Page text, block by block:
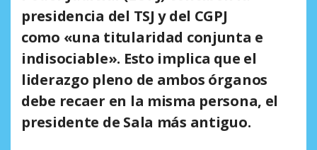
presidencia del TSJ y del CGPJ
como «una titularidad conjunta e
indisociable». Esto implica que el
liderazgo pleno de ambos órganos
debe recaer en la misma persona, el
presidente de Sala más antiguo.